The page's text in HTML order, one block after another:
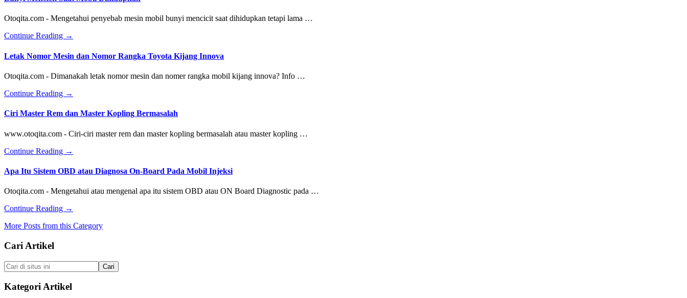
Setting
Remote
Kijang
Innova
E
Otoqita.com - Mengetahui penyebab mesin mobil bunyi mencicit saat dihidupkan tetapi lama …
Continue Reading about
Mencicit
Mobil
Dihidupkan
→
Letak Nomor Mesin dan Nomor Rangka Toyota Kijang Innova
Otoqita.com - Dimanakah letak nomor mesin dan nomer rangka mobil kijang innova? Info …
Continue Reading about
Nomor
dan
Nomor
Toyota
Kijang
Innova
→
Ciri Master Rem dan Master Kopling Bermasalah
www.otoqita.com - Ciri-ciri master rem dan master kopling bermasalah atau master kopling …
Continue Reading about
Master
dan
Master
Bermasalah
→
Apa Itu Sistem OBD atau Diagnosa On-Board Pada Mobil Injeksi
Otoqita.com - Mengetahui atau mengenal apa itu sistem OBD atau ON Board Diagnostic pada …
Continue Reading about
Itu
Diagnosa
On-
Board
Pada
→
More Posts from this Category
Footer
Cari Artikel
Cari
di
situs
ini
Kategori Artikel